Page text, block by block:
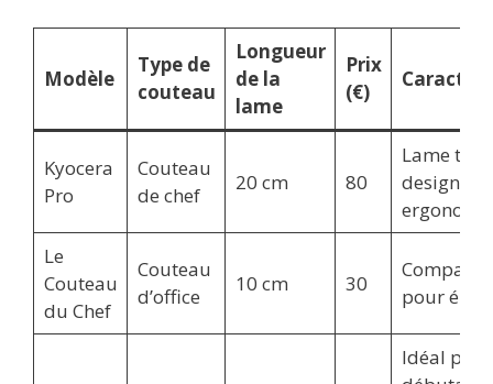
Modèle
Type de
couteau
Longueur
de la
lame
Prix
(€)
Kyocera
Pro
Couteau
de chef
20 cm 80
Lame
design
Le
Couteau
du Chef
Couteau
d’office
10 cm 30
Compact,
pour
Idéal pour